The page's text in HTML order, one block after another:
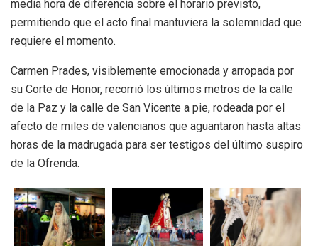
media hora de diferencia sobre el horario previsto,
permitiendo que el acto final mantuviera la solemnidad que
requiere el momento.
Carmen Prades, visiblemente emocionada y arropada por
su Corte de Honor, recorrió los últimos metros de la calle
de la Paz y la calle de San Vicente a pie, rodeada por el
afecto de miles de valencianos que aguantaron hasta altas
horas de la madrugada para ser testigos del último suspiro
de la Ofrenda.